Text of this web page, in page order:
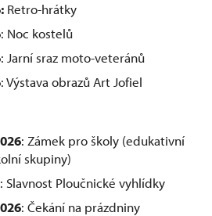
Retro-hrátky
: Noc kostelů
: Jarní sraz moto-veteránů
: Výstava obrazů Art Jofiel
: Zámek pro školy (edukativní
skupiny)
: Slavnost Ploučnické vyhlídky
: Čekání na prázdniny